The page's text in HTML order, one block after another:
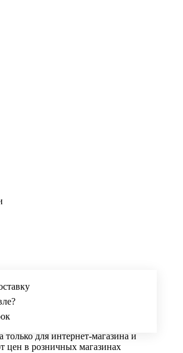
только для интернет-магазина и
цен в розничных магазинах